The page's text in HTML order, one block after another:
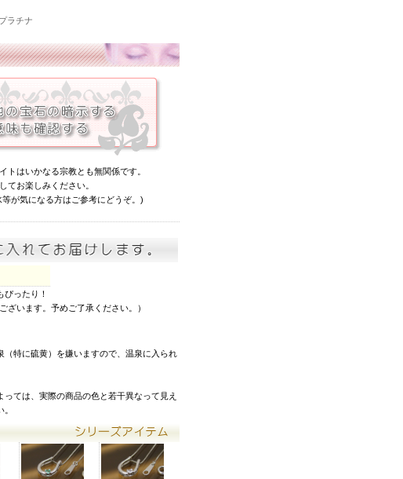
プラチナ
トはいかなる宗教とも無関係です。
てお楽しみください。
等が気になる方はご参考にどうぞ。)
ったり！
ざいます。予めご了承ください。）
特に硫黄）を嫌いますので、温泉に入られ
ては、実際の商品の色と若干異なって見え